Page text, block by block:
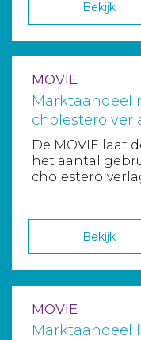
Bekijk
MOVIE
Marktaandeel
De MOVIE laat
het aantal
Bekijk
MOVIE
Marktaandeel